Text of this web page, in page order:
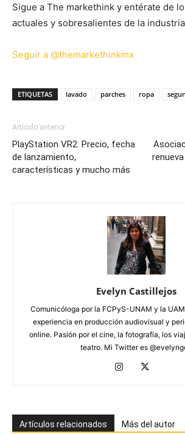
Sigue a The markethink y entérate de
actuales y sobresalientes de la industria
Seguir a @themarkethinkmx
ETIQUETAS lavado parches ropa
Artículo anterior
PlayStation VR2: Precio, fecha
de lanzamiento,
características y mucho más
Evelyn Castillejos
Comunicóloga por la FCPyS-UNAM y la
experiencia en producción audiovisual y
online. Pasión por el cine, la fotografía, los
teatro. Mi Twitter es
Artículos relacionados Más del autor